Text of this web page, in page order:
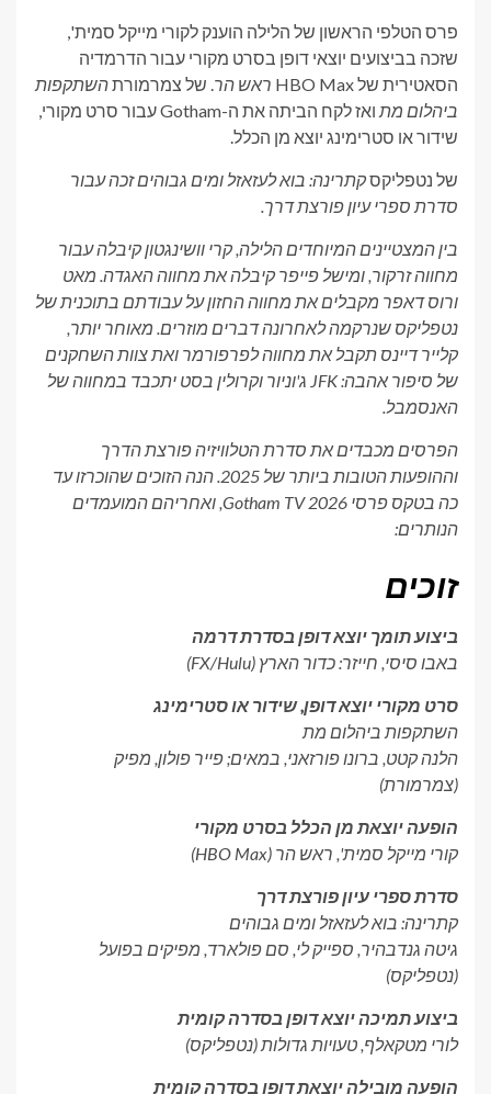
פרס הטלפי הראשון של הלילה הוענק לקורי מייקל סמית',
שזכה בביצועים יוצאי דופן בסרט מקורי עבור הדרמדיה
הסאטירית של HBO Max
ראש הר. של צמרמורתהשתקפות
ביהלום מת
ואז לקח הביתה את ה-Gotham עבור סרט מקורי,
שידור או סטרימינג יוצא מן הכלל.
של נטפליקסקתרינה: בוא לעזאזל ומים גבוהיםזכה עבור
סדרת ספרי עיון פורצת דרך.
בין המצטיינים המיוחדים הלילה, קרי וושינגטון קיבלה עבור
מחווה זרקור, ומישל פייפר קיבלה את מחווה האגדה. מאט
ורוס דאפר מקבלים את מחווה החזון על עבודתם בתוכנית של
נטפליקס שנרקמה לאחרונהדברים מוזרים. מאוחר יותר,
קלייר דיינס תקבל את מחווה לפרפורמר ואת צוות השחקנים
של סיפור אהבה: JFK ג'וניור וקרולין בסט
יתכבד במחווה של
האנסמבל.
הפרסים מכבדים את סדרת הטלוויזיה פורצת הדרך
וההופעות הטובות ביותר של 2025. הנה הזוכים שהוכרזו עד
כה בטקס פרסי Gotham TV 2026, ואחריהם המועמדים
הנותרים:
זוכים
ביצוע תומך יוצא דופן בסדרת דרמה
באבו סיסי, חייזר: כדור הארץ (FX/Hulu)
סרט מקורי יוצא דופן, שידור או סטרימינג
השתקפות ביהלום מת
הלנה קטט, ברונו פורזאני, במאים; פייר פולון, מפיק
(צמרמורת)
הופעה יוצאת מן הכלל בסרט מקורי
קורי מייקל סמית', ראש הר (HBO Max)
סדרת ספרי עיון פורצת דרך
קתרינה: בוא לעזאזל ומים גבוהים
גיטה גנדבהיר, ספייק לי, סם פולארד, מפיקים בפועל
(נטפליקס)
ביצוע תמיכה יוצא דופן בסדרה קומית
לורי מטקאלף,טעויות גדולות(נטפליקס)
הופעה מובילה יוצאת דופן בסדרה קומית